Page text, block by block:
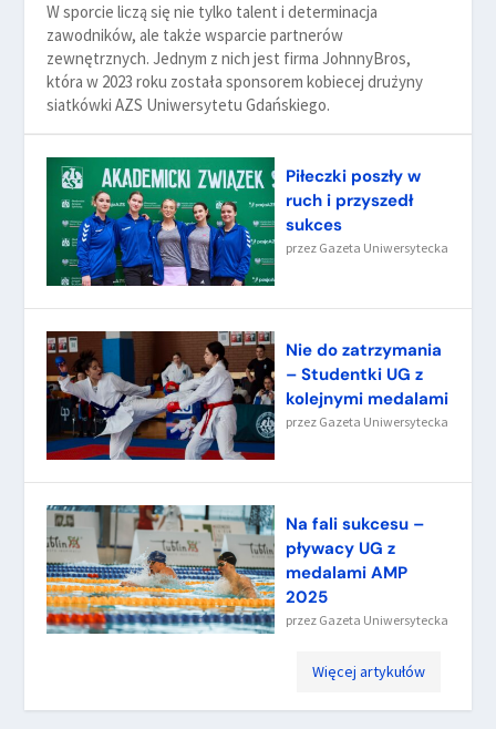
W sporcie liczą się nie tylko talent i determinacja
zawodników, ale także wsparcie partnerów
zewnętrznych. Jednym z nich jest firma JohnnyBros,
która w 2023 roku została sponsorem kobiecej drużyny
siatkówki AZS Uniwersytetu Gdańskiego.
Piłeczki poszły w
ruch i przyszedł
sukces
przez Gazeta Uniwersytecka
Nie do zatrzymania
– Studentki UG z
kolejnymi medalami
przez Gazeta Uniwersytecka
Na fali sukcesu –
pływacy UG z
medalami AMP
2025
przez Gazeta Uniwersytecka
Więcej artykułów